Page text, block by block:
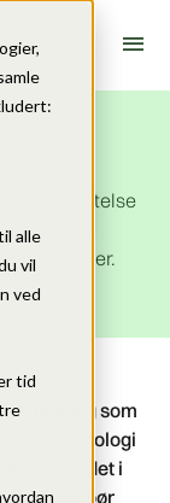
alle
vil
ved
tid
menu
utnyttelse
verdier.
til
løsning som
teknologi
på markedet i
om man bør